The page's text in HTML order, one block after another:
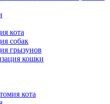
кота
собак
грызунов
кошки
кота